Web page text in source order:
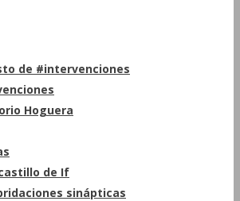
de #intervenciones
Hoguera
de If
sinápticas